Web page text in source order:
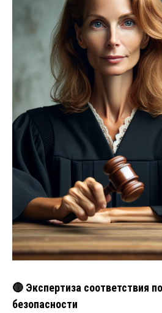
🔴 Экспертиза соответствия
безопасности